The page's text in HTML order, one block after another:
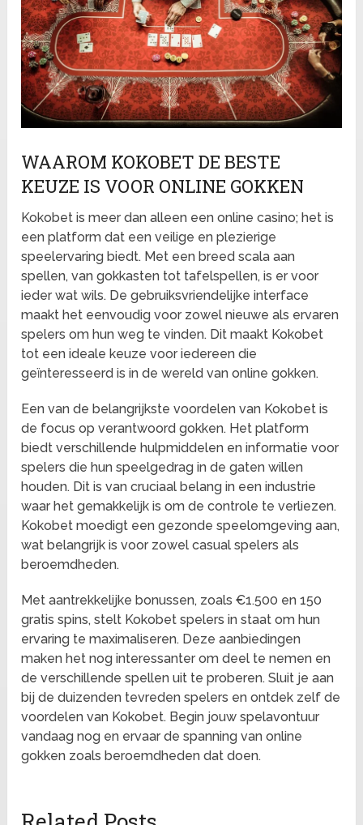
WAAROM KOKOBET DE BESTE
KEUZE IS VOOR ONLINE GOKKEN
Kokobet is meer dan alleen een online casino; het is
een platform dat een veilige en plezierige
speelervaring biedt. Met een breed scala aan
spellen, van gokkasten tot tafelspellen, is er voor
ieder wat wils. De gebruiksvriendelijke interface
maakt het eenvoudig voor zowel nieuwe als ervaren
spelers om hun weg te vinden. Dit maakt Kokobet
tot een ideale keuze voor iedereen die
geïnteresseerd is in de wereld van online gokken.
Een van de belangrijkste voordelen van Kokobet is
de focus op verantwoord gokken. Het platform
biedt verschillende hulpmiddelen en informatie voor
spelers die hun speelgedrag in de gaten willen
houden. Dit is van cruciaal belang in een industrie
waar het gemakkelijk is om de controle te verliezen.
Kokobet moedigt een gezonde speelomgeving aan,
wat belangrijk is voor zowel casual spelers als
beroemdheden.
Met aantrekkelijke bonussen, zoals €1.500 en 150
gratis spins, stelt Kokobet spelers in staat om hun
ervaring te maximaliseren. Deze aanbiedingen
maken het nog interessanter om deel te nemen en
de verschillende spellen uit te proberen. Sluit je aan
bij de duizenden tevreden spelers en ontdek zelf de
voordelen van Kokobet. Begin jouw spelavontuur
vandaag nog en ervaar de spanning van online
gokken zoals beroemdheden dat doen.